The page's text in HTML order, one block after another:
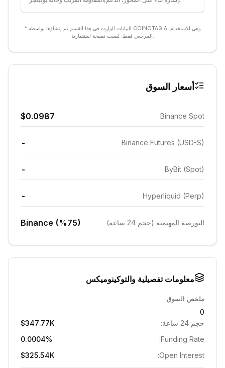
* البيانات الواردة في هذا القسم تم إنشاؤها بواسطة COINOTAG AI وهي للاستخدام
أسعار السوق
Binance Spot
$0.0987
Binance Futures (USD-S)
-
ByBit (Spot)
-
Hyperliquid (Perp)
-
البورصة المهيمنة (حجم 24 ساعة) Binance (%75)
معلومات تفصيلية والتوكينوميكس
ملخص السوق
0
حجم 24 ساعة:
$347.77K
Funding Rate:
0.0004%
Open Interest:
$325.54K